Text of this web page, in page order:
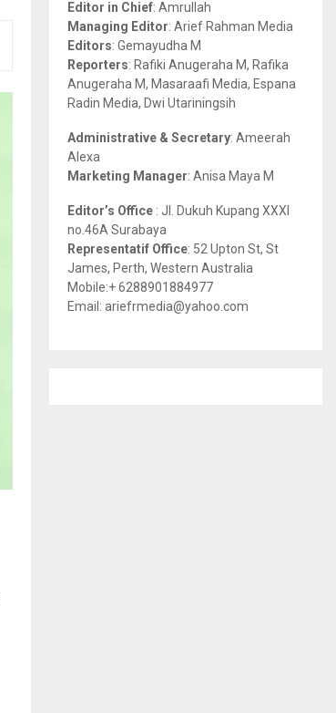
r
:
R
H
Editor in Chief: Amrullah
Managing Editor: Arief Rahman Media
Editors: Gemayudha M
Reporters: Rafiki Anugeraha M, Rafika
Anugeraha M, Masaraafi Media, Espana
Radin Media, Dwi Utariningsih
Administrative & Secretary: Ameerah
Alexa
Marketing Manager: Anisa Maya M
Editor’s Office : Jl. Dukuh Kupang XXXI
no.46A Surabaya
Representatif Office: 52 Upton St, St
James, Perth, Western Australia
Mobile:+ 6288901884977
Email: ariefrmedia@yahoo.com